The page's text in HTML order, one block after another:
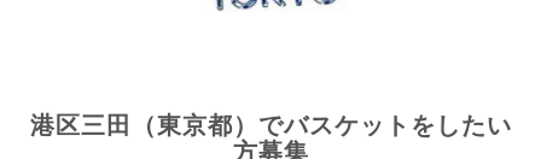
港区三田（東京都）でバスケットをしたい
方募集